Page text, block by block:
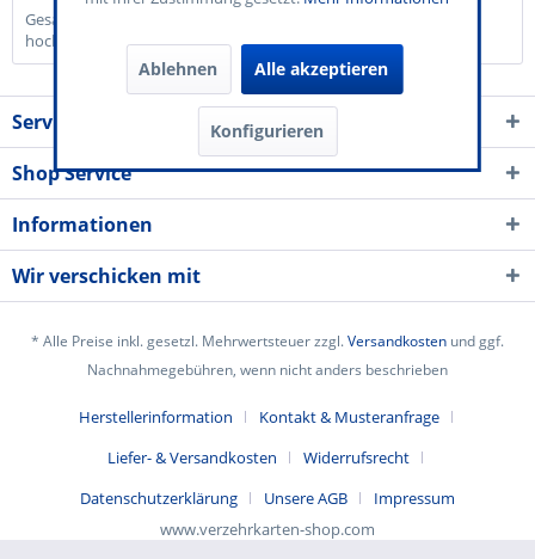
Gesamtwert 10,00 € Einzelwerte von 0,50 € bis 1,- € auf
hochwertigem Karton mit...mehr
Service Kontakt
Shop Service
Informationen
Wir verschicken mit
* Alle Preise inkl. gesetzl. Mehrwertsteuer zzgl.Versandkosten und ggf.
Nachnahmegebühren, wenn nicht anders beschrieben
Herstellerinformation
Kontakt & Musteranfrage
Liefer- & Versandkosten
Widerrufsrecht
Datenschutzerklärung
Unsere AGB
Impressum
www.verzehrkarten-shop.com
Ablehnen Alle akzeptieren
Konfigurieren